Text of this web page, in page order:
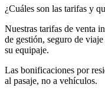
¿Cuáles son las tarifas y
Nuestras tarifas de venta
de gestión, seguro de
su equipaje.
Las bonificaciones por
al pasaje, no a vehículos.